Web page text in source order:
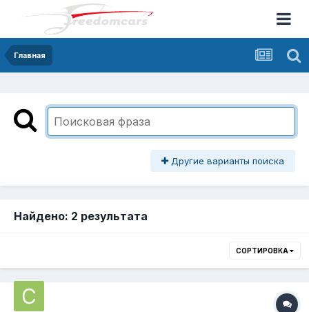
Главная
Другие варианты поиска
Найдено: 2 результата
СОРТИРОВКА